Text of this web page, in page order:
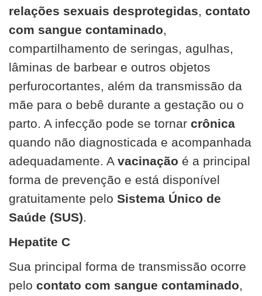
relações sexuais desprotegidas, contato
com sangue contaminado,
compartilhamento de seringas, agulhas,
lâminas de barbear e outros objetos
perfurocortantes, além da transmissão da
mãe para o bebê durante a gestação ou o
parto. A infecção pode se tornar crônica
quando não diagnosticada e acompanhada
adequadamente. A vacinação é a principal
forma de prevenção e está disponível
gratuitamente pelo Sistema Único de
Saúde (SUS).
Hepatite C
Sua principal forma de transmissão ocorre
pelo contato com sangue contaminado,